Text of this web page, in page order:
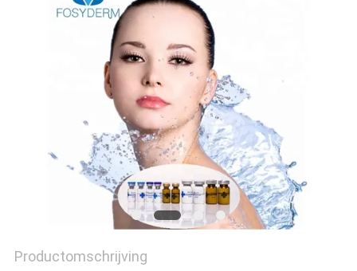
SHOPPING
SITEMAP
PRIVACY
Productomschrijving